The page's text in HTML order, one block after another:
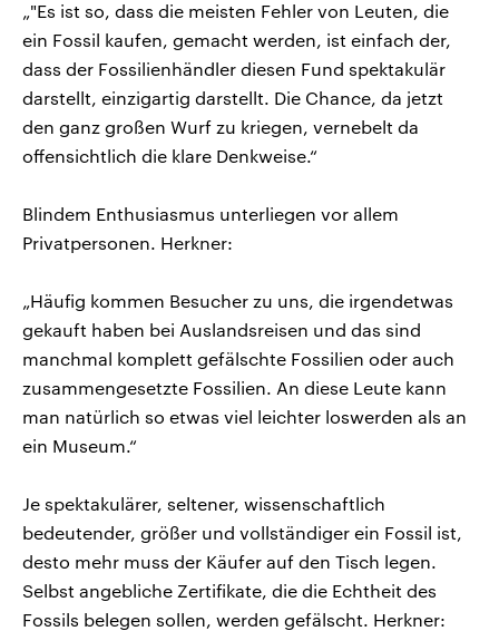
„"Es ist so, dass die meisten Fehler von Leuten, die
ein Fossil kaufen, gemacht werden, ist einfach der,
dass der Fossilienhändler diesen Fund spektakulär
darstellt, einzigartig darstellt. Die Chance, da jetzt
den ganz großen Wurf zu kriegen, vernebelt da
offensichtlich die klare Denkweise.“
Blindem Enthusiasmus unterliegen vor allem
Privatpersonen. Herkner:
„Häufig kommen Besucher zu uns, die irgendetwas
gekauft haben bei Auslandsreisen und das sind
manchmal komplett gefälschte Fossilien oder auch
zusammengesetzte Fossilien. An diese Leute kann
man natürlich so etwas viel leichter loswerden als an
ein Museum.“
Je spektakulärer, seltener, wissenschaftlich
bedeutender, größer und vollständiger ein Fossil ist,
desto mehr muss der Käufer auf den Tisch legen.
Selbst angebliche Zertifikate, die die Echtheit des
Fossils belegen sollen, werden gefälscht. Herkner: